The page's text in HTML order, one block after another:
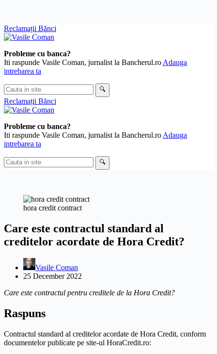
Skip
to
Reclamații Bănci
Probleme cu banca?
Iti raspunde Vasile Coman, jurnalist la Bancherul.ro Adauga
intrebarea ta
Cauta
in
site
🔍
Reclamații Bănci
Probleme cu banca?
Iti raspunde Vasile Coman, jurnalist la Bancherul.ro Adauga
intrebarea ta
Cauta
in
🔍
hora credit contract
Care este contractul standard al
creditelor acordate de Hora Credit?
Vasile Coman
25 December 2022
Care este contractul pentru creditele de la Hora Credit?
Raspuns
Contractul standard al creditelor acordate de Hora Credit, conform
documentelor publicate pe site-ul HoraCredit.ro: